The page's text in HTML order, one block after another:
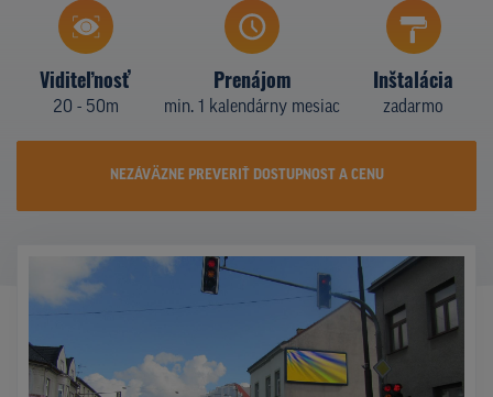
TYPY NOSIČOV
KTO SME
KONTAKTY
Viditeľnosť
20 - 50m
Prenájom
min. 1 kalendárny mesiac
Inštalácia
zadarmo
NEZÁVÄZNE PREVERIŤ DOSTUPNOST A CENU